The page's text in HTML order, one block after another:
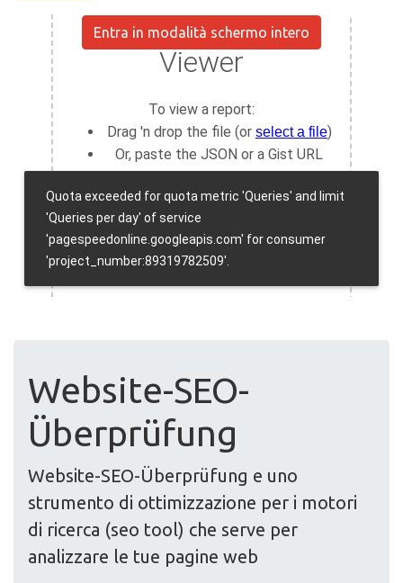
Entra in modalità schermo intero
Website-SEO-
Überprüfung
Website-SEO-Überprüfung e uno
strumento di ottimizzazione per i motori
di ricerca (seo tool) che serve per
analizzare le tue pagine web